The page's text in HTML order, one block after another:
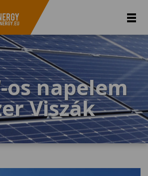
os napelem
Viszák